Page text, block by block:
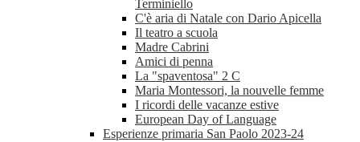
Terminiello
C'è aria di Natale con Dario Apicella
Il teatro a scuola
Madre Cabrini
Amici di penna
La "spaventosa" 2 C
Maria Montessori, la nouvelle femme
I ricordi delle vacanze estive
European Day of Language
Esperienze primaria San Paolo 2023-24